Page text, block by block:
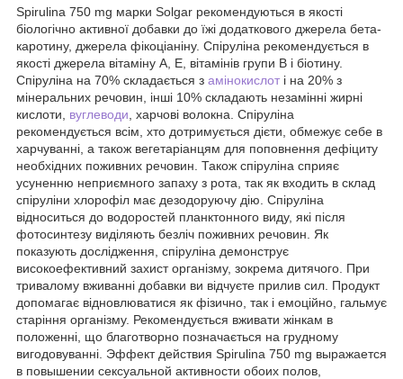
Spirulina 750 mg марки Solgar рекомендуються в якості
біологічно активної добавки до їжі додаткового джерела бета-
каротину, джерела фікоціаніну. Спіруліна рекомендується в
якості джерела вітаміну А, Е, вітамінів групи В і біотину.
Спіруліна на 70% складається з амінокислот і на 20% з
мінеральних речовин, інші 10% складають незамінні жирні
кислоти, вуглеводи , харчові волокна. Спіруліна
рекомендується всім, хто дотримується дієти, обмежує себе в
харчуванні, а також вегетаріанцям для поповнення дефіциту
необхідних поживних речовин. Також спіруліна сприяє
усуненню неприємного запаху з рота, так як входить в склад
спіруліни хлорофіл має дезодоруючу дію. Спіруліна
відноситься до водоростей планктонного виду, які після
фотосинтезу виділяють безліч поживних речовин. Як
показують дослідження, спіруліна демонструє
високоефективний захист організму, зокрема дитячого. При
тривалому вживанні добавки ви відчуєте прилив сил. Продукт
допомагає відновлюватися як фізично, так і емоційно, гальмує
старіння організму. Рекомендується вживати жінкам в
положенні, що благотворно позначається на грудному
вигодовуванні. Эффект действия Spirulina 750 mg выражается
в повышении сексуальной активности обоих полов,